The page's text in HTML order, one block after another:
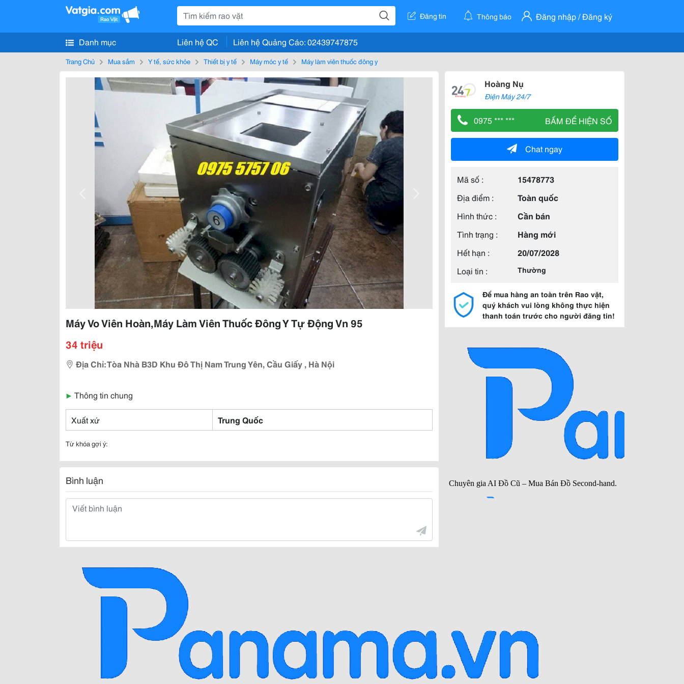
Đăng tin Thông báo Đăng nhập / Đăng ký
Danh mục Liên hệ QC Liên hệ Quảng Cáo: 02439747875
Trang Chủ Mua sắm Y tế, sức khỏe Thiết bị y tế Máy móc y tế Máy làm viên thuốc đông y
Máy Vo Viên Hoàn,Máy Làm Viên Thuốc Đông Y Tự Động Vn 95
34 triệu
Địa Chỉ: Tòa Nhà B3D Khu Đô Thị Nam Trung Yên, Cầu Giấy , Hà Nội
▶ Thông tin chung
Xuất xứ Trung Quốc
Từ khóa gợi ý:
Bình luận
Hoàng Nụ
Điện Máy 24/7
0975 *** *** BẤM ĐỂ HIỆN SỐ
Chat ngay
Mã số :
15478773
Địa điểm :
Toàn quốc
Hình thức :
Cần bán
Tình trạng :
Hàng mới
Hết hạn :
20/07/2028
Loại tin :
Thường
Để mua hàng an toàn trên Rao vặt,
quý khách vui lòng không thực hiện
thanh toán trước cho người đăng tin!